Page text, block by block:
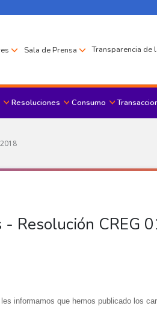
Sala de Prensa Transparencia de
Menu
Resoluciones Consumo
- Resolución CREG
informamos que hemos publicado los